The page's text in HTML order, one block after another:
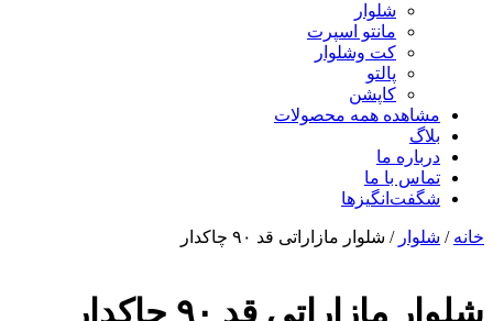
شلوار
مانتو اسپرت
کت وشلوار
پالتو
کاپشن
مشاهده همه محصولات
بلاگ
درباره ما
تماس با ما
شگفت‌انگیزها
خانه / شلوار / شلوار مازاراتی قد ۹۰ چاکدار
شلوار مازاراتی قد ۹۰ چاکدار